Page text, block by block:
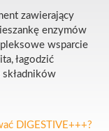
zawierający
enzymów
wsparcie
łagodzić
DIGESTIVE+++?